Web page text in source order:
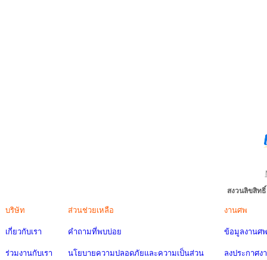
สงวนลิขสิท
บริษัท
เกี่ยวกับเรา
ร่วมงานกับเรา
ส่วนช่วยเหลือ
คำถามที่พบบ่อย
นโยบายความปลอดภัยและความเป็นส่วน
งานศพ
ข้อมูลงานศพ
ลงประกาศง